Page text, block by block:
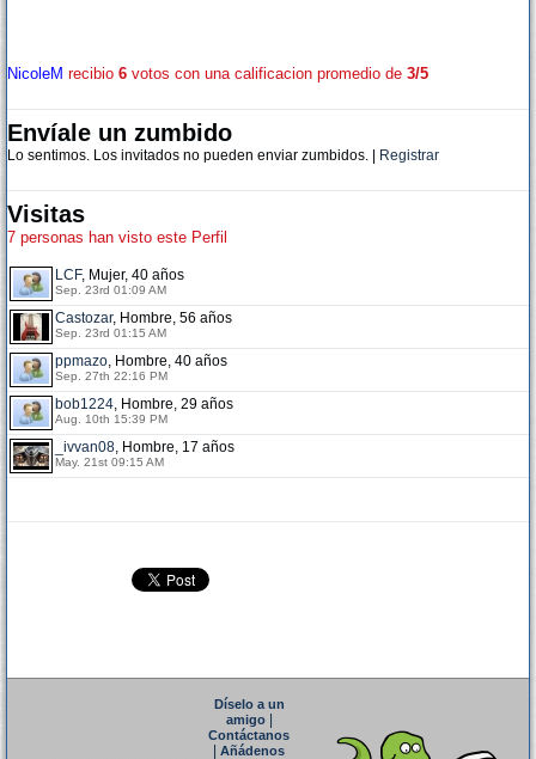
NicoleM recibio 6 votos con una calificacion promedio de 3/5
Envíale un zumbido
Lo sentimos. Los invitados no pueden enviar zumbidos. | Registrar
Visitas
7 personas han visto este Perfil
LCF, Mujer, 40 años
Sep. 23rd 01:09 AM
Castozar, Hombre, 56 años
Sep. 23rd 01:15 AM
ppmazo, Hombre, 40 años
Sep. 27th 22:16 PM
bob1224, Hombre, 29 años
Aug. 10th 15:39 PM
_ivvan08, Hombre, 17 años
May. 21st 09:15 AM
Díselo a un
amigo|
Contáctanos
Añádenos